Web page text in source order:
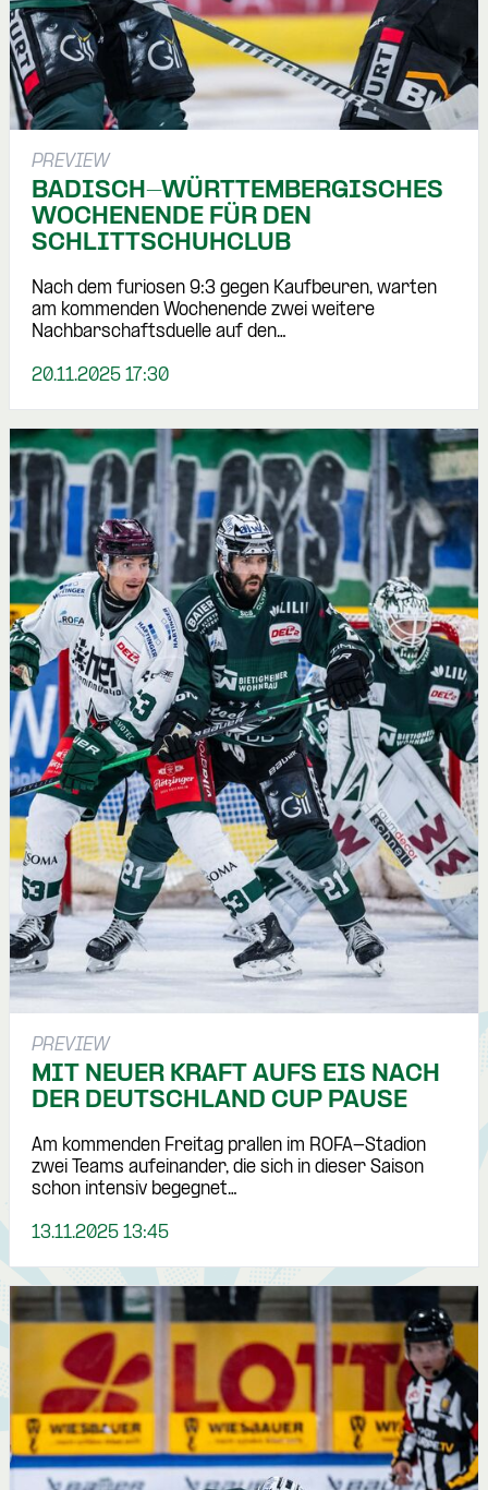
PREVIEW
BADISCH-WÜRTTEMBERGISCHES
WOCHENENDE FÜR DEN
SCHLITTSCHUHCLUB
Nach dem furiosen 9:3 gegen Kaufbeuren, warten
am kommenden Wochenende zwei weitere
Nachbarschaftsduelle auf den…
20.11.2025 17:30
PREVIEW
MIT NEUER KRAFT AUFS EIS NACH
DER DEUTSCHLAND CUP PAUSE
Am kommenden Freitag prallen im ROFA-Stadion
zwei Teams aufeinander, die sich in dieser Saison
schon intensiv begegnet…
13.11.2025 13:45